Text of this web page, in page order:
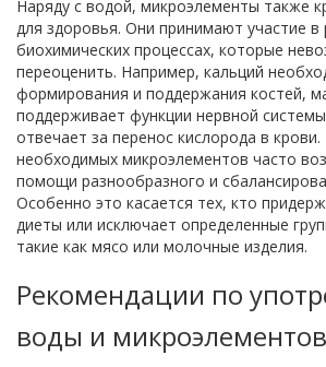
Наряду с водой, микроэлементы также
для здоровья. Они принимают участие в
биохимических процессах, которые
переоценить. Например, кальций
формирования и поддержания костей,
поддерживает функции нервной
отвечает за перенос кислорода в
необходимых микроэлементов часто
помощи разнообразного и
Особенно это касается тех, кто
диеты или исключает определенные
такие как мясо или молочные изделия.
Рекомендации по
воды и микроэлементов